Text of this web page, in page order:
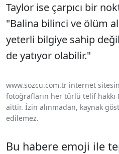
Taylor ise çarpıcı bir
"Balina bilinci ve ölüm
yeterli bilgiye sahip
de yatıyor olabilir."
www.sozcu.com.tr internet
fotoğrafların her türlü telif hakkı
aittir. İzin alınmadan, kaynak
edilemez.
Bu habere emoji ile